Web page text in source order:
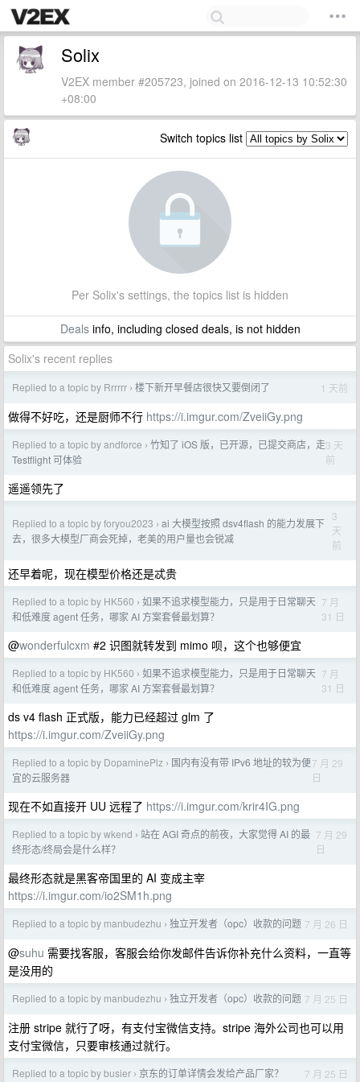
Solix
V2EX member #205723, joined on 2016-12-13 10:52:30
+08:00
Switch topics list
Per Solix's settings, the topics list is hidden
Dealsinfo, including closed deals, is not hidden
Solix's recent replies
Replied to a topic by Rrrrrr › 楼下新开早餐店很快又要倒闭了 1 天前
做得不好吃，还是厨师不行 https://i.imgur.com/ZveiiGy.png
Replied to a topic by andforce › 竹知了 iOS 版，已开源，已提交商店，走
Testflight 可体验
3 天
前
遥遥领先了
Replied to a topic by foryou2023 › ai 大模型按照 dsv4flash 的能力发展下
去，很多大模型厂商会死掉，老美的用户量也会锐减
3
天
前
还早着呢，现在模型价格还是忒贵
Replied to a topic by HK560 › 如果不追求模型能力，只是用于日常聊天
和低难度 agent 任务，哪家 AI 方案套餐最划算？
7 月
31 日
@wonderfulcxm #2 识图就转发到 mimo 呗，这个也够便宜
Replied to a topic by HK560 › 如果不追求模型能力，只是用于日常聊天
和低难度 agent 任务，哪家 AI 方案套餐最划算？
7 月
31 日
ds v4 flash 正式版，能力已经超过 glm 了
https://i.imgur.com/ZveiiGy.png
Replied to a topic by DopaminePlz › 国内有没有带 IPv6 地址的较为便
宜的云服务器
7 月 29
日
现在不如直接开 UU 远程了 https://i.imgur.com/krir4IG.png
Replied to a topic by wkend › 站在 AGI 奇点的前夜，大家觉得 AI 的最
终形态/终局会是什么样？
7 月 29
日
最终形态就是黑客帝国里的 AI 变成主宰
https://i.imgur.com/io2SM1h.png
Replied to a topic by manbudezhu › 独立开发者（opc）收款的问题 7 月 26 日
@suhu 需要找客服，客服会给你发邮件告诉你补充什么资料，一直等
是没用的
Replied to a topic by manbudezhu › 独立开发者（opc）收款的问题 7 月 25 日
注册 stripe 就行了呀，有支付宝微信支持。stripe 海外公司也可以用
支付宝微信，只要审核通过就行。
Replied to a topic by busier › 京东的订单详情会发给产品厂家？ 7 月 25 日